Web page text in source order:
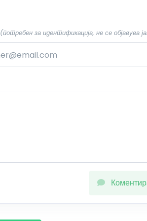
(потребен за идентификација, не се објавува